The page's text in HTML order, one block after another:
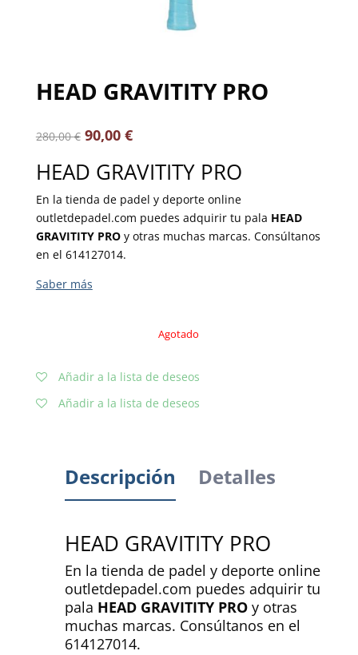
HEAD GRAVITITY PRO
280,00€ 90,00 €
HEAD GRAVITITY PRO
En la tienda de padel y deporte online
outletdepadel.com puedes adquirir tu pala HEAD
GRAVITITY PROy otras muchas marcas. Consúltanos
en el 614127014.
Agotado
Añadir a la lista de deseos
Añadir a la lista de deseos
Descripción Detalles
HEAD GRAVITITY PRO
En la tienda de padel y deporte online
outletdepadel.com puedes adquirir tu
pala HEAD GRAVITITY PROy otras
muchas marcas. Consúltanos en el
614127014.